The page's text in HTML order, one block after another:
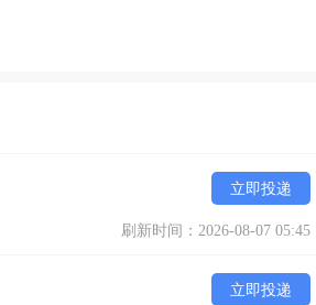
活放松、减压的*佳方式！
立即投递
刷新时间：2026-08-07 05:45
立即投递